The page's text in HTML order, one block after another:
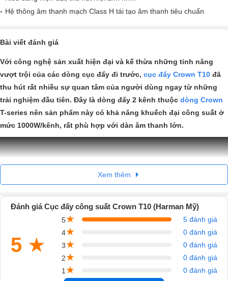
Hệ thông âm thanh mạch Class H tái tạo âm thanh tiêu chuẩn
Bài viết đánh giá
Với công nghệ sản xuất hiện đại và kế thừa những tinh năng
vượt trội của các dòng cục đẩy đi trước, cục đẩy Crown T10 đã
thu hút rất nhiều sự quan tâm của người dùng ngay từ những
trải nghiệm đầu tiên. Đây là dòng đẩy 2 kênh thuộc dòng Crown
T-series nên sản phẩm này có khả năng khuếch đại công suất ở
mức 1000W/kênh, rất phù hợp với dàn âm thanh lớn.
Review Cục đẩy công suất Crown T10 của Trường Thành Audio
Xem thêm
Đánh giá Cục đẩy công suất Crown T10 (Harman Mỹ)
5 ★
5★
5 đánh giá
4★
0 đánh giá
3★
0 đánh giá
2★
0 đánh giá
1 ★ 0 đánh giá